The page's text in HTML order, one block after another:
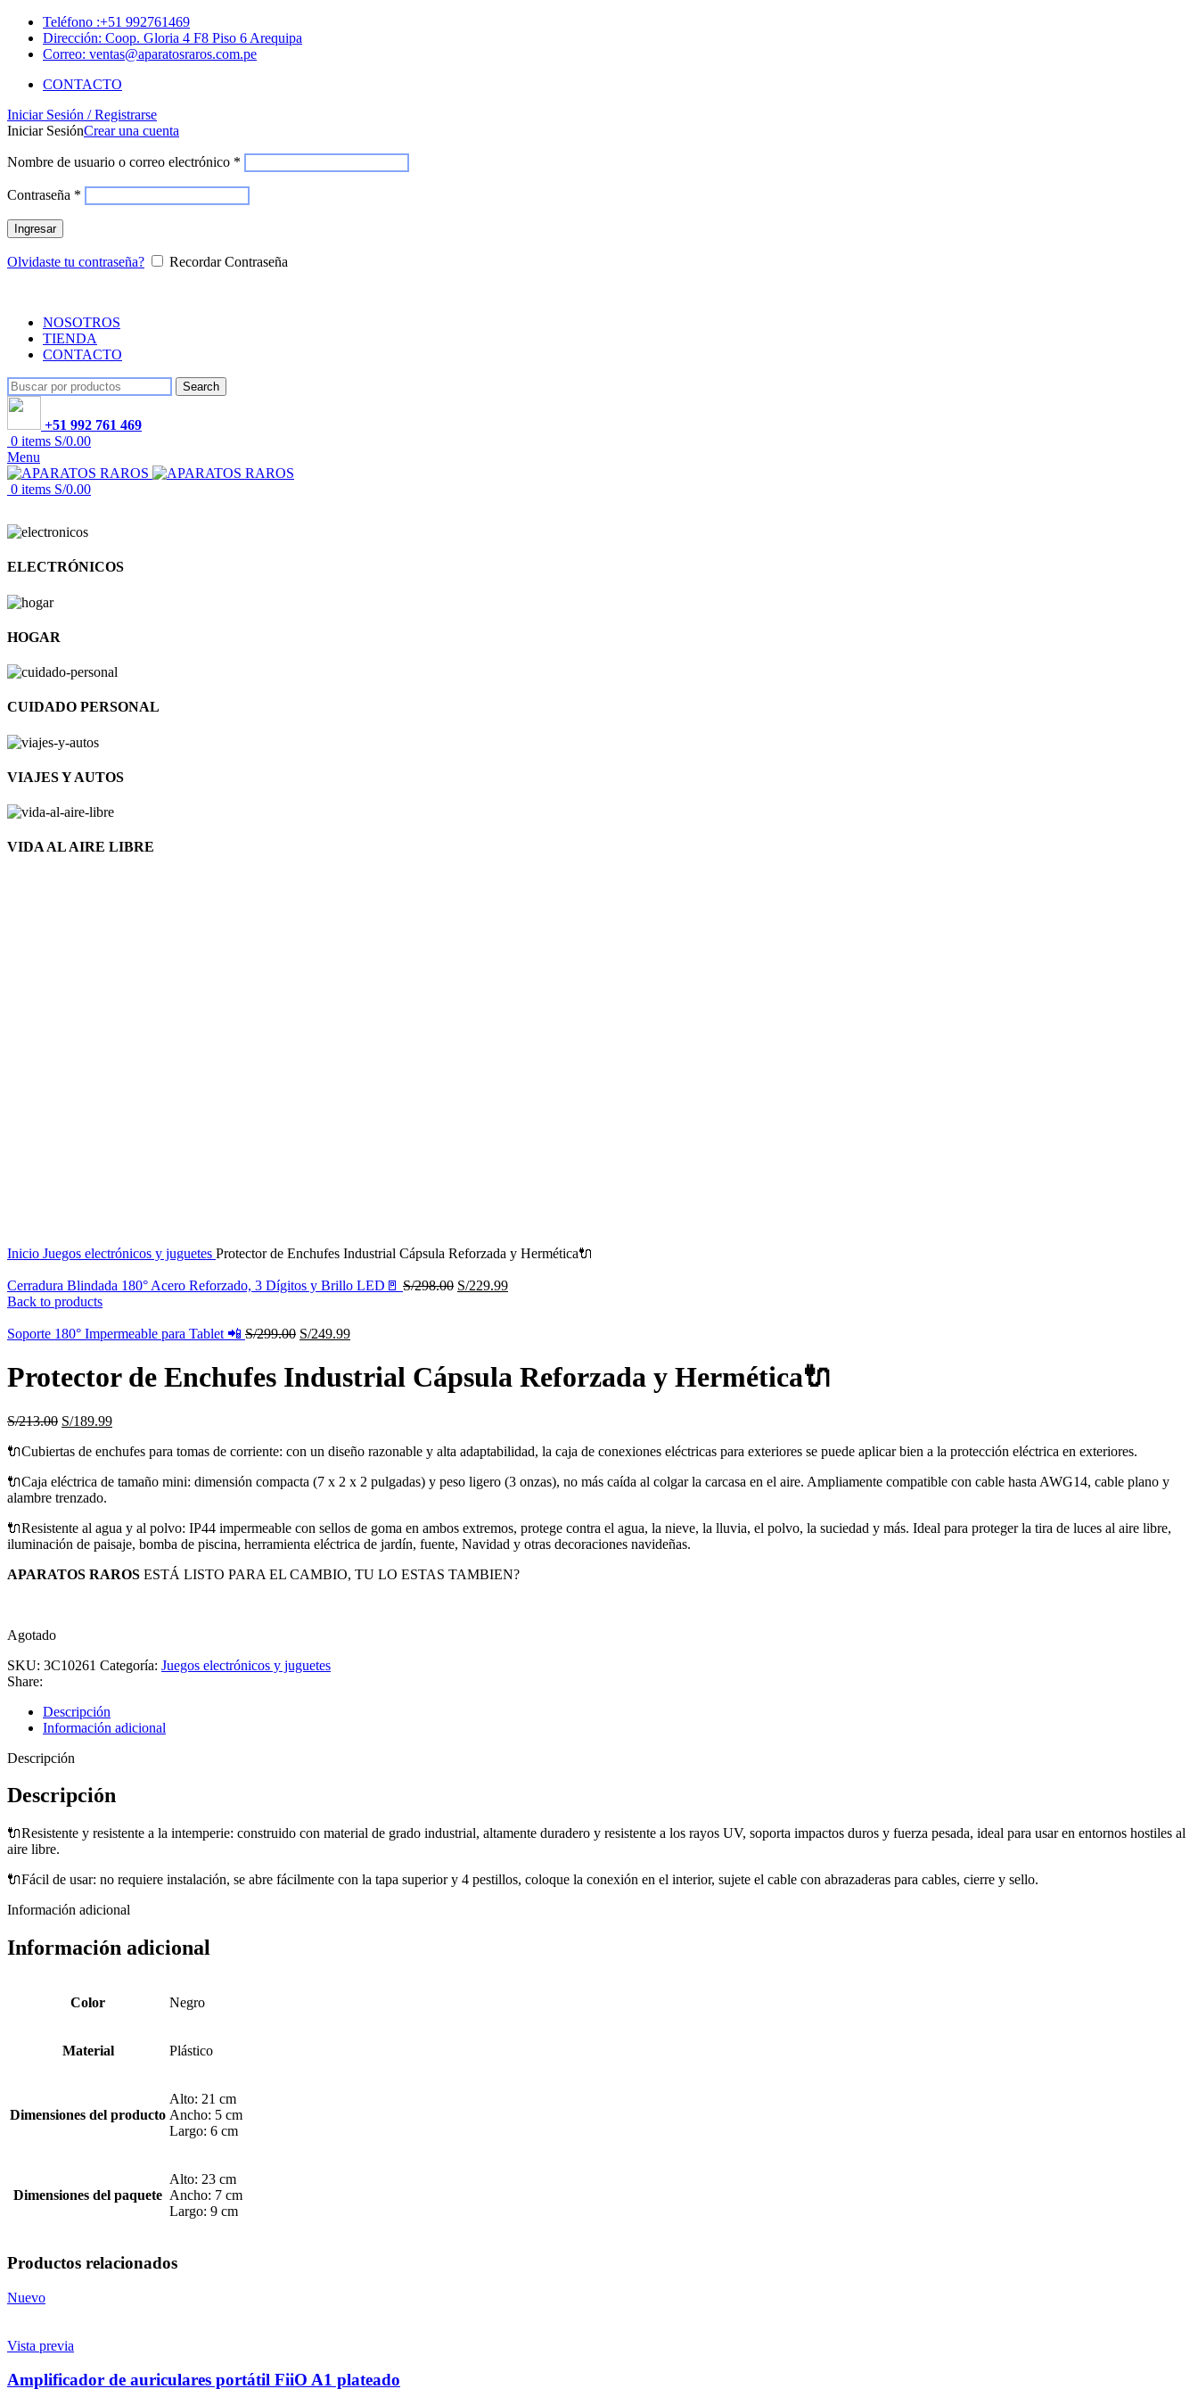
Teléfono :+51 992761469
Dirección: Coop. Gloria 4 F8 Piso 6 Arequipa
Correo: ventas@aparatosraros.com.pe
CONTACTO
Iniciar Sesión / Registrarse
Iniciar SesiónCrear una cuenta
Nombre de usuario o correo electrónico *
Contraseña *
Ingresar
Olvidaste tu contraseña? Recordar Contraseña
NOSOTROS
TIENDA
CONTACTO
Search
+51 992 761 469
0 items S/0.00
Menu
0 items S/0.00
ELECTRÓNICOS
HOGAR
CUIDADO PERSONAL
VIAJES Y AUTOS
VIDA AL AIRE LIBRE
Inicio Juegos electrónicos y juguetes Protector de Enchufes Industrial Cápsula Reforzada y Hermética🔌
Cerradura Blindada 180° Acero Reforzado, 3 Dígitos y Brillo LED🚪 S/298.00 S/229.99
Back to products
Soporte 180° Impermeable para Tablet 📲 S/299.00 S/249.99
Protector de Enchufes Industrial Cápsula Reforzada y Hermética🔌
S/213.00 S/189.99
🔌Cubiertas de enchufes para tomas de corriente: con un diseño razonable y alta adaptabilidad, la caja de conexiones eléctricas para exteriores se puede aplicar bien a la protección eléctrica en exteriores.
🔌Caja eléctrica de tamaño mini: dimensión compacta (7 x 2 x 2 pulgadas) y peso ligero (3 onzas), no más caída al colgar la carcasa en el aire. Ampliamente compatible con cable hasta AWG14, cable plano y
alambre trenzado.
🔌Resistente al agua y al polvo: IP44 impermeable con sellos de goma en ambos extremos, protege contra el agua, la nieve, la lluvia, el polvo, la suciedad y más. Ideal para proteger la tira de luces al aire libre,
iluminación de paisaje, bomba de piscina, herramienta eléctrica de jardín, fuente, Navidad y otras decoraciones navideñas.
APARATOS RAROS ESTÁ LISTO PARA EL CAMBIO, TU LO ESTAS TAMBIEN?
Agotado
SKU: 3C10261 Categoría: Juegos electrónicos y juguetes
Share:
Descripción
Información adicional
Descripción
Descripción
🔌Resistente y resistente a la intemperie: construido con material de grado industrial, altamente duradero y resistente a los rayos UV, soporta impactos duros y fuerza pesada, ideal para usar en entornos hostiles al
aire libre.
🔌Fácil de usar: no requiere instalación, se abre fácilmente con la tapa superior y 4 pestillos, coloque la conexión en el interior, sujete el cable con abrazaderas para cables, cierre y sello.
Información adicional
Información adicional
Color Negro
Material Plástico
Dimensiones del producto
Alto: 21 cm
Ancho: 5 cm
Largo: 6 cm
Dimensiones del paquete
Alto: 23 cm
Ancho: 7 cm
Largo: 9 cm
Productos relacionados
Nuevo
Vista previa
Amplificador de auriculares portátil FiiO A1 plateado